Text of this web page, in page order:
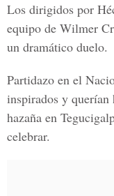
Los dirigidos por
equipo de Wilmer
un dramático duelo.
Partidazo en el
inspirados y
hazaña en
celebrar.